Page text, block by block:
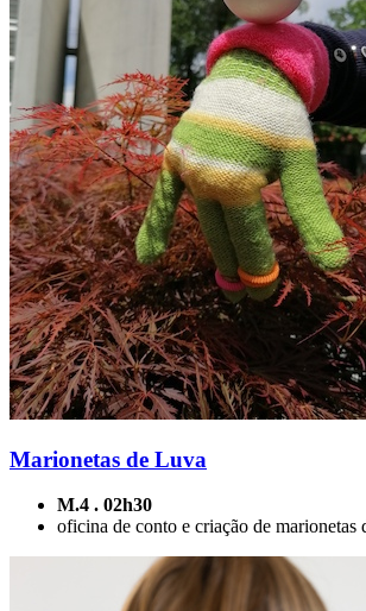
Marionetas de Luva
M.4 . 02h30
oficina de conto e criação de marionetas